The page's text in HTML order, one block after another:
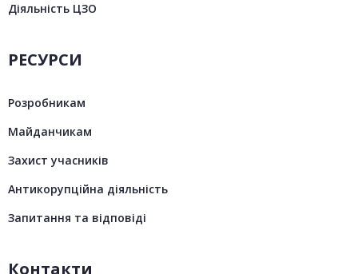
Діяльність ЦЗО
РЕСУРСИ
Розробникам
Майданчикам
Захист учасників
Антикорупційна діяльність
Запитання та відповіді
Контакти